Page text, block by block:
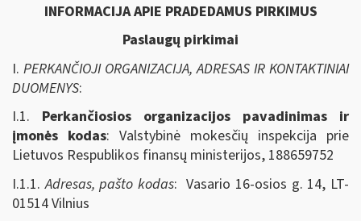
INFORMACIJA APIE PRADEDAMUS PIRKIMUS
Paslaugų pirkimai
I. PERKANČIOJI ORGANIZACIJA, ADRESAS IR KONTAKTINIAI
DUOMENYS:
I.1. Perkančiosios organizacijos pavadinimas ir
įmonės kodas: Valstybinė mokesčių inspekcija prie
Lietuvos Respublikos finansų ministerijos, 188659752
I.1.1.Adresas, pašto kodas: Vasario 16-osios g. 14, LT-
01514 Vilnius